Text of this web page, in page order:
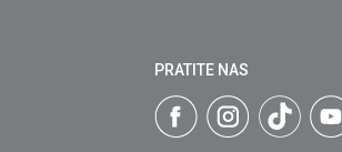
PRATITE NAS